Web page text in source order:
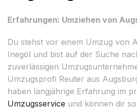
Erfahrungen: Umziehen von
Du stehst vor einem Umzug von
Inegöl und bist auf der Suche
zuverlässigen
Umzugsprofi Reuter aus
haben langjährige Erfahrung im
Umzugsservice und können dir